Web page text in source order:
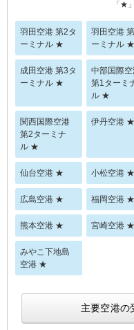
「★
羽田空港 第2タ
ーミナル ★
羽田空港
ーミナル ★
成田空港 第3タ
ーミナル ★
中部国際
第1ターミ
ル ★
関西国際空港
第2ターミナ
ル ★
伊丹空港 ★
仙台空港 ★ 小松空港 ★
広島空港 ★ 福岡空港 ★
熊本空港 ★ 宮崎空港 ★
みやこ下地島
空港 ★
主要空港の